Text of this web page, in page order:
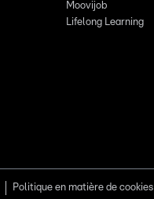
Moovijob
Lifelong Learning
Politique en matière de cookies